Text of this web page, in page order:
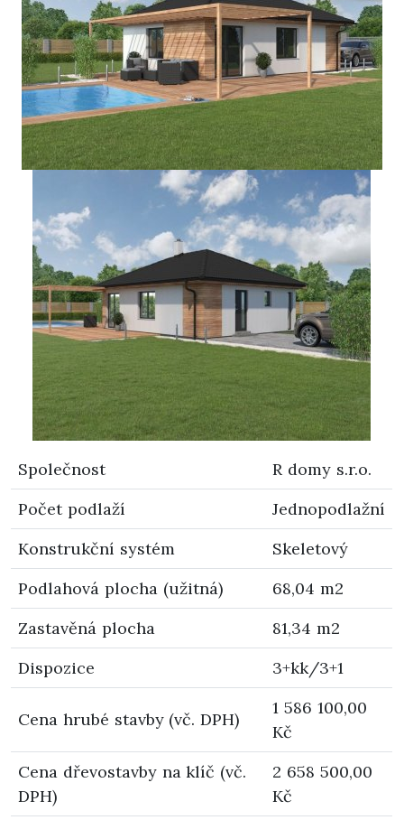
Společnost
R domy s.r.o.
Počet podlaží
Jednopodlažní
Konstrukční systém
Skeletový
Podlahová plocha (užitná)
68,04 m2
Zastavěná plocha
81,34 m2
Dispozice
3+kk/3+1
Cena hrubé stavby (vč. DPH)
1 586 100,00
Kč
Cena dřevostavby na klíč (vč.
DPH)
2 658 500,00
Kč